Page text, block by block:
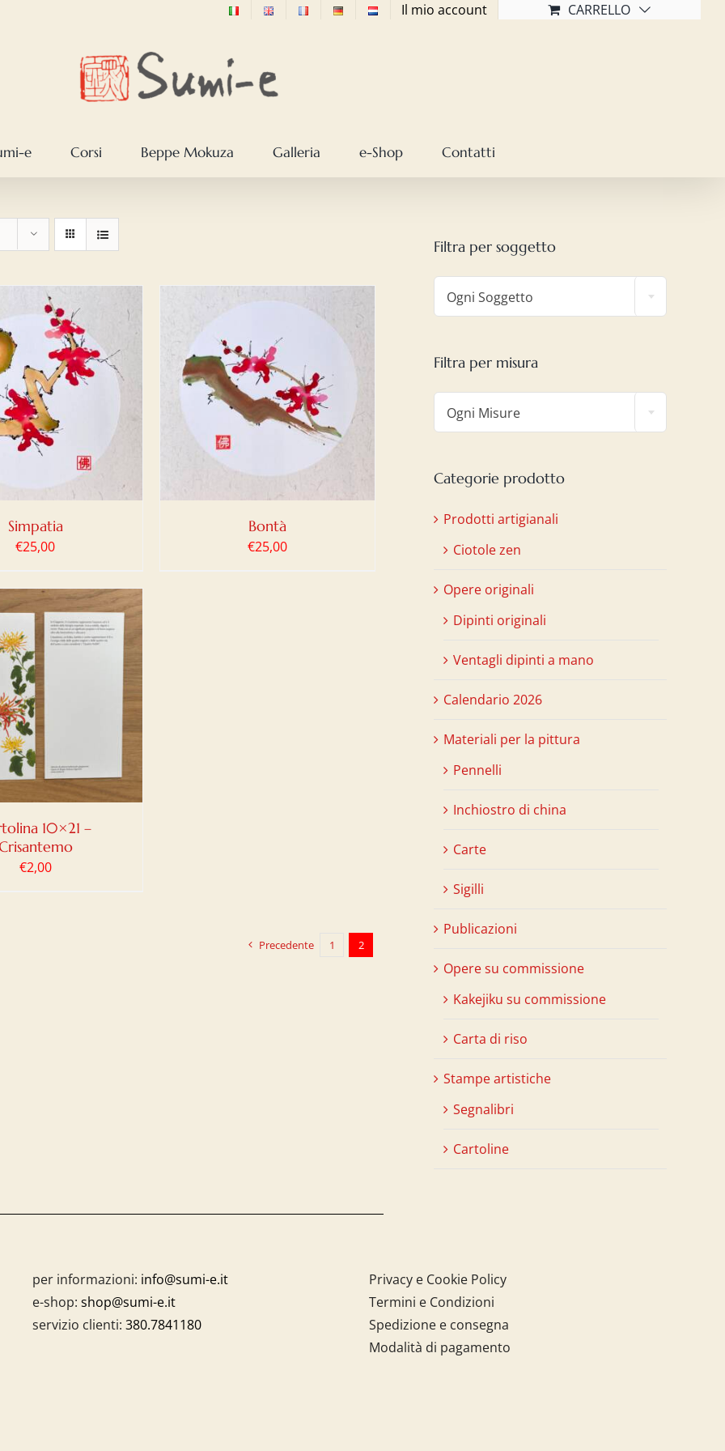
Il mio account CARRELLO
e Corsi Beppe Mokuza Galleria e-Shop Contatti
Simpatia
€25,00
AL CARRELLO
DETTAGLI
Bontà
€25,00
10×21 –
€2,00
Precedente 1 2
Filtra per soggetto
Ogni Soggetto
Filtra per misura
Ogni Misure
Categorie prodotto
Prodotti artigianali
Ciotole zen
Opere originali
Dipinti originali
Ventagli dipinti a mano
Calendario 2026
Materiali per la pittura
Pennelli
Inchiostro di china
Carte
Sigilli
Publicazioni
Opere su commissione
Kakejiku su commissione
Carta di riso
Stampe artistiche
Segnalibri
Cartoline
per informazioni: info@sumi-e.it
e-shop: shop@sumi-e.it
servizio clienti: 380.7841180
Privacy e Cookie Policy
Termini e Condizioni
Spedizione e consegna
Modalità di pagamento